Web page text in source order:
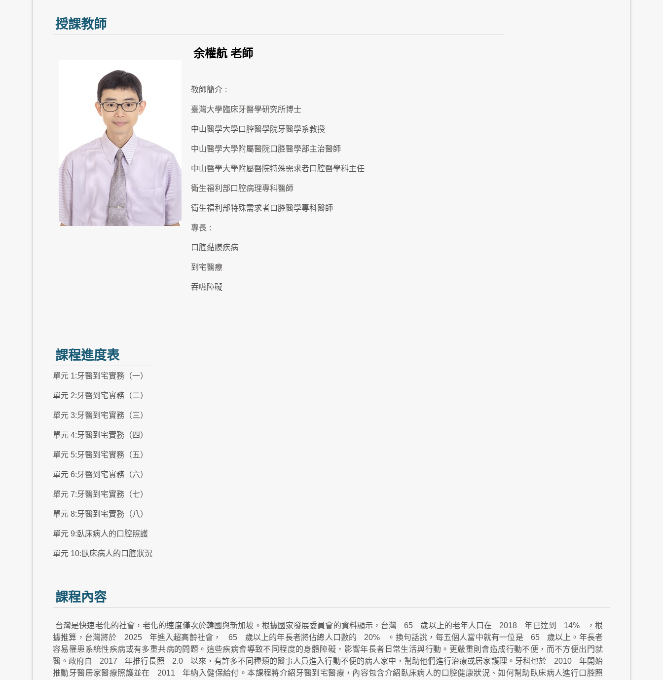
授課教師
余權航 老師
教師簡介 :
臺灣大學臨床牙醫學研究所博士
中山醫學大學口腔醫學院牙醫學系教授
中山醫學大學附屬醫院口腔醫學部主治醫師
中山醫學大學附屬醫院特殊需求者口腔醫學科主任
衛生福利部口腔病理專科醫師
衛生福利部特殊需求者口腔醫學專科醫師
專長 :
口腔黏膜疾病
到宅醫療
吞嚥障礙
課程進度表
單元 1:牙醫到宅實務（一）
單元 2:牙醫到宅實務（二）
單元 3:牙醫到宅實務（三）
單元 4:牙醫到宅實務（四）
單元 5:牙醫到宅實務（五）
單元 6:牙醫到宅實務（六）
單元 7:牙醫到宅實務（七）
單元 8:牙醫到宅實務（八）
單元 9:臥床病人的口腔照護
單元 10:臥床病人的口腔狀況
課程內容
台灣是快速老化的社會，老化的速度僅次於韓國與新加坡。根據國家發展委員會的資料顯示，台灣 65 歲以上的老年人口在 2018 年已達到 14%
，根
據推算，台灣將於
2025 年進入超高齡社會， 65 歲以上的年長者將佔總人口數的 20% 。換句話說，每五個人當中就有一位是 65
歲以上。年長者
容易罹患系統性疾病或有多重共病的問題。這些疾病會導致不同程度的身體障礙，影響年長者日常生活與行動。更嚴重則會造成行動不便，而不方便出門就
醫。政府自
2017 年推行長照 2.0 以來，有許多不同種類的醫事人員進入行動不便的病人家中，幫助他們進行治療或居家護理。牙科也於 2010
年開始
推動牙醫居家醫療照護並在
2011
年納入健保給付。本課程將介紹牙醫到宅醫療，內容包含介紹臥床病人的口腔健康狀況、如何幫助臥床病人進行口腔照